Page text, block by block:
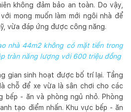
không đảm bảo an toàn. Do vậy,
mong muốn làm mới ngôi nhà để
vừa đáp ứng được công năng.
nhà 44m2 không có mặt tiền trong
tràn năng lượng với 600 triệu đồng
gian sinh hoạt được bố trí lại. Tầng
chỗ để xe vừa là sân chơi cho các
bếp - ăn và phòng ngủ nhỏ. Phòng
tạo điểm nhấn. Khu vực bếp - ăn